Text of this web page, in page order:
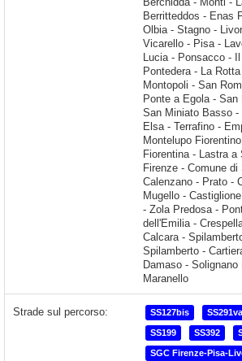
Strade sul percorso: SS127bis
SS199 SS392
SGC Firenze-Pisa-